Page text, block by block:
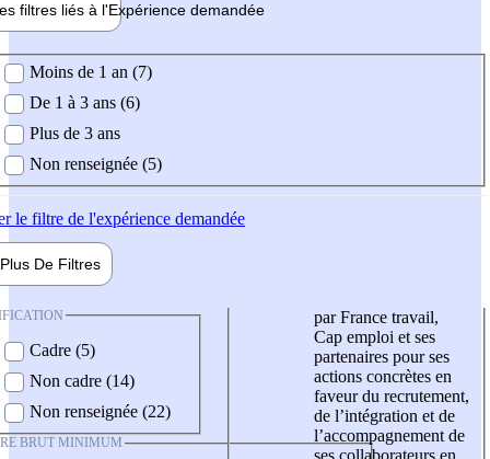
filtres liés à l'Expérience demandée
demandée
Moins de 1 an (7)
De 1 à 3 ans (6)
Plus de 3 ans
Non renseignée (5)
le filtre de l'expérience demandée
Plus De Filtres
Cadre (5)
Non cadre (14)
Non renseignée (22)
BRUT MINIMUM
par France travail,
Cap emploi et ses
partenaires pour ses
actions concrètes en
faveur du recrutement,
de l’intégration et de
l’accompagnement de
ses collaborateurs en